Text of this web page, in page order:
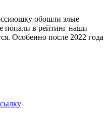
обошли злые
попали в рейтинг наши
Особенно после 2022 года